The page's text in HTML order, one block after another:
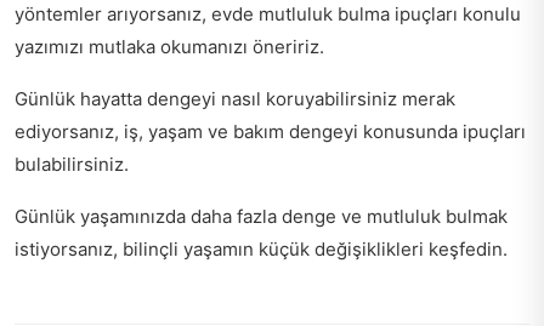
yöntemler arıyorsanız, evde mutluluk bulma ipuçları konulu
yazımızı mutlaka okumanızı öneririz.
Günlük hayatta dengeyi nasıl koruyabilirsiniz merak
ediyorsanız, iş, yaşam ve bakım dengeyi konusunda ipuçları
bulabilirsiniz.
Günlük yaşamınızda daha fazla denge ve mutluluk bulmak
istiyorsanız, bilinçli yaşamın küçük değişiklikleri keşfedin.